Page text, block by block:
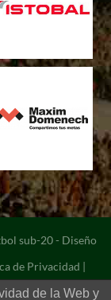
sub-20 - Diseño
de Privacidad |
de la Web y